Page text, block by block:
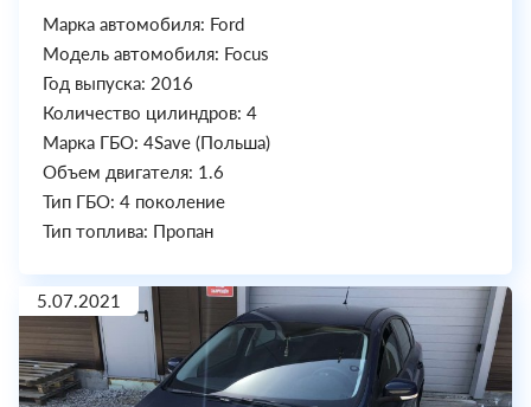
Марка автомобиля: Ford
Модель автомобиля: Focus
Год выпуска: 2016
Количество цилиндров: 4
Марка ГБО: 4Save (Польша)
Объем двигателя: 1.6
Тип ГБО: 4 поколение
Тип топлива: Пропан
5.07.2021